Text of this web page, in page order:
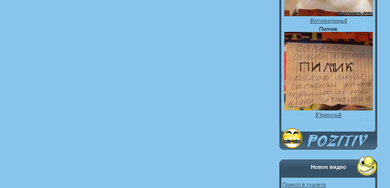
[Котоматрицы]
Пилчик
[Приколы]
Новое видео
Прикол в туалете